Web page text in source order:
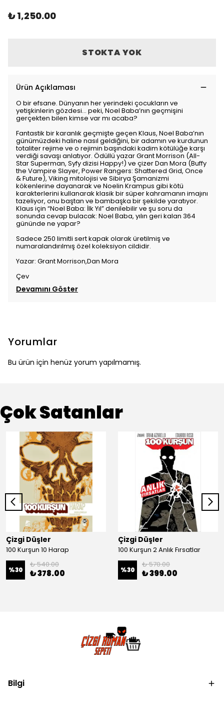
₺ 1,250.00
STOKTA YOK
Ürün Açıklaması
O bir efsane. Dünyanın her yerindeki çocukların ve
yetişkinlerin gözdesi… peki, Noel Baba’nın geçmişini
gerçekten bilen kimse var mı acaba?
Fantastik bir karanlık geçmişte geçen Klaus, Noel Baba’nın
günümüzdeki haline nasıl geldiğini, bir adamın ve kurdunun
totaliter rejime ve o rejimin başındaki kadim kötülüğe karşı
verdiği savaşı anlatıyor. Ödüllü yazar Grant Morrison (All-
Star Superman, Syfy dizisi Happy!) ve çizer Dan Mora (Buffy
the Vampire Slayer, Power Rangers: Shattered Grid, Once
& Future), Viking mitolojisi ve Sibirya Şamanizmi
kökenlerine dayanarak ve Noelin Krampus gibi kötü
karakterlerini kullanarak klasik bir süper kahramanın imajını
tazeliyor, onu baştan ve bambaşka bir şekilde yaratıyor.
Klaus için “Noel Baba: İlk Yıl” denilebilir ve şu soru da
sonunda cevap bulacak: Noel Baba, yılın geri kalan 364
gününde ne yapar?
Sadece 250 limitli sert kapak olarak üretilmiş ve
numaralandırılmış özel koleksiyon cildidir.
Yazar: Grant Morrison,Dan Mora
Çev
Devamını Göster
Yorumlar
Bu ürün için henüz yorum yapılmamış.
Çok Satanlar
Çizgi Düşler
100 Kurşun 10 Harap
%30
₺ 540.00
₺ 378.00
Çizgi Düşler
100 Kurşun 2 Anlık Fırsatlar
%30
₺ 570.00
₺ 399.00
Bilgi